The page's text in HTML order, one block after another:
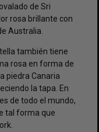
de Sri
rosa brillante con
Australia.
también tiene
rosa en forma de
piedra Canaria
la tapa. En
de todo el mundo,
tal forma que